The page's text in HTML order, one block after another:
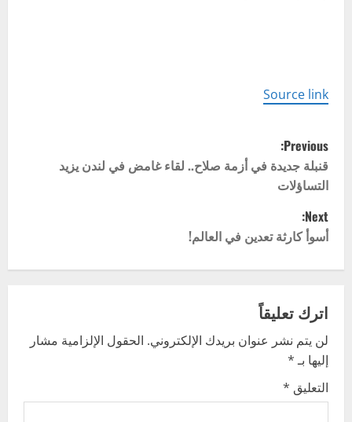
Source link
P
o
s
t
n
a
v
i
g
Previous:
قنبلة جديدة في أزمة صلاح.. لقاء غامض في لندن يزيد
التساؤلات
Next:
أسوأ كارثة تعدين في العالم!
اترك تعليقاً
لن يتم نشر عنوان بريدك الإلكتروني. الحقول الإلزامية مشار
إليها بـ*
التعليق *